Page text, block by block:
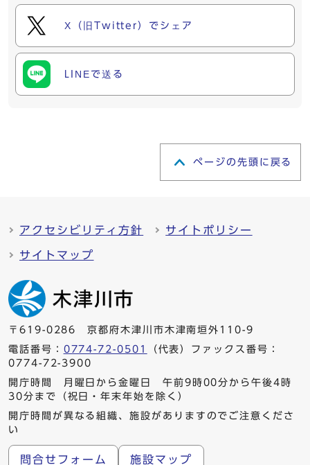
X（旧Twitter）でシェア
LINEで送る
ページの先頭に戻る
アクセシビリティ方針 サイトポリシー
サイトマップ
〒619-0286 京都府木津川市木津南垣外110-9
電話番号： 0774-72-0501
（代表）ファックス番号：
0774-72-3900
開庁時間 月曜日から金曜日 午前9時00分から午後4時
30分まで（祝日・年末年始を除く）
開庁時間が異なる組織、施設がありますのでご注意くださ
い
問合せフォーム 施設マップ